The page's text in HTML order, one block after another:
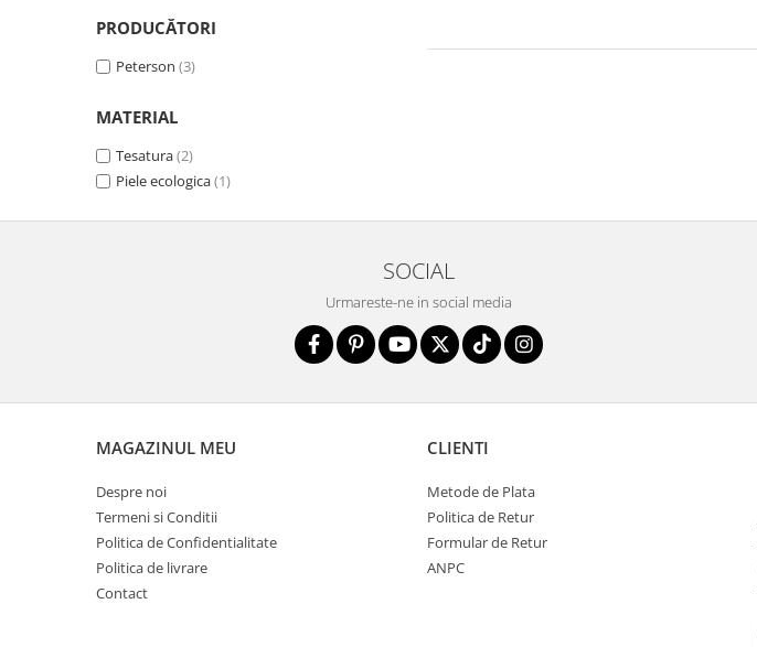
PRODUCĂTORI
Peterson (3)
MATERIAL
Tesatura(2)
Piele ecologica(1)
SOCIAL
Urmareste-ne in social media
MAGAZINUL MEU
Despre noi
Termeni si Conditii
Politica de Confidentialitate
Politica de livrare
Contact
CLIENTI
Metode de Plata
Politica de Retur
Formular de Retur
ANPC